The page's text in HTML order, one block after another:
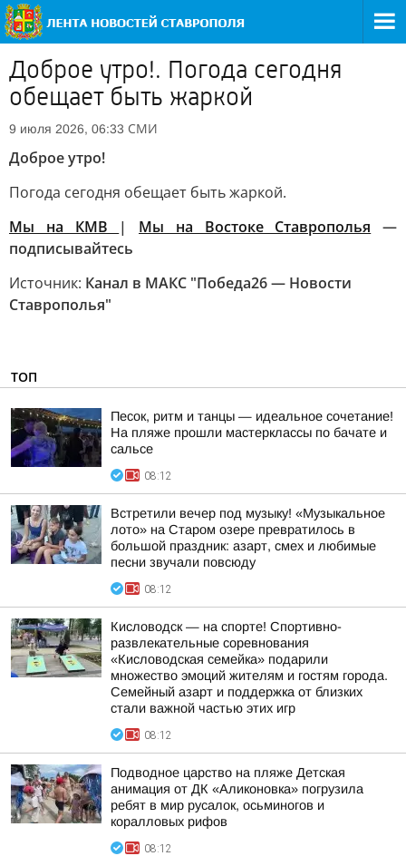
Доброе утро!. Погода сегодня
обещает быть жаркой
9 июля 2026, 06:33 СМИ
Доброе утро!
Погода сегодня обещает быть жаркой.
Мы на КМВ
| Мы на Востоке Ставрополья —
подписывайтесь
Источник: Канал в МАКС "Победа26 — Новости
Ставрополья"
ТОП
Песок, ритм и танцы — идеальное сочетание!
На пляже прошли мастерклассы по бачате и
сальсе
08:12
Встретили вечер под музыку! «Музыкальное
лото» на Старом озере превратилось в
большой праздник: азарт, смех и любимые
песни звучали повсюду
08:12
Кисловодск — на спорте! Спортивно-
развлекательные соревнования
«Кисловодская семейка» подарили
множество эмоций жителям и гостям города.
Семейный азарт и поддержка от близких
стали важной частью этих игр
08:12
Подводное царство на пляже Детская
анимация от ДК «Аликоновка» погрузила
ребят в мир русалок, осьминогов и
коралловых рифов
08:12